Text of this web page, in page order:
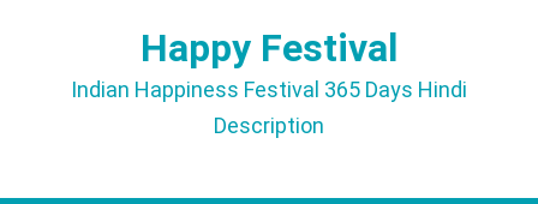
content
Happy Festival
Indian Happiness Festival 365 Days Hindi
Description